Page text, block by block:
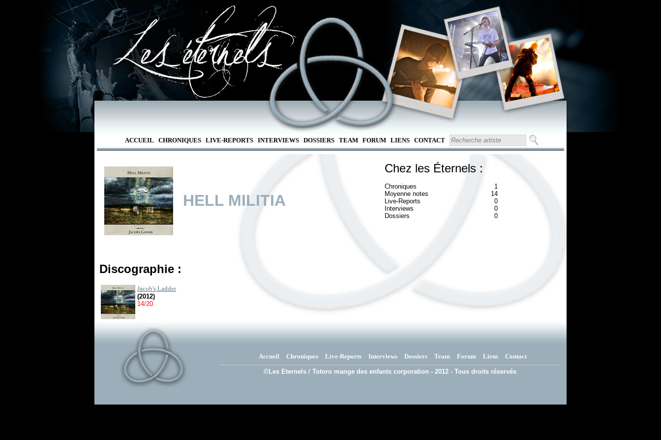
ACCUEIL CHRONIQUES LIVE-REPORTS INTERVIEWS DOSSIERS TEAM FORUM LIENS CONTACT
HELL MILITIA
Chez les Éternels :
Chroniques
1
Moyenne notes
14
Live-Reports
0
Interviews
0
Dossiers
0
Discographie :
Jacob's Ladder
(2012)
14/20
Accueil Chroniques Live-Reports Interviews Dossiers Team Forum Liens Contact
©Les Eternels / Totoro mange des enfants corporation - 2012 - Tous droits réservés